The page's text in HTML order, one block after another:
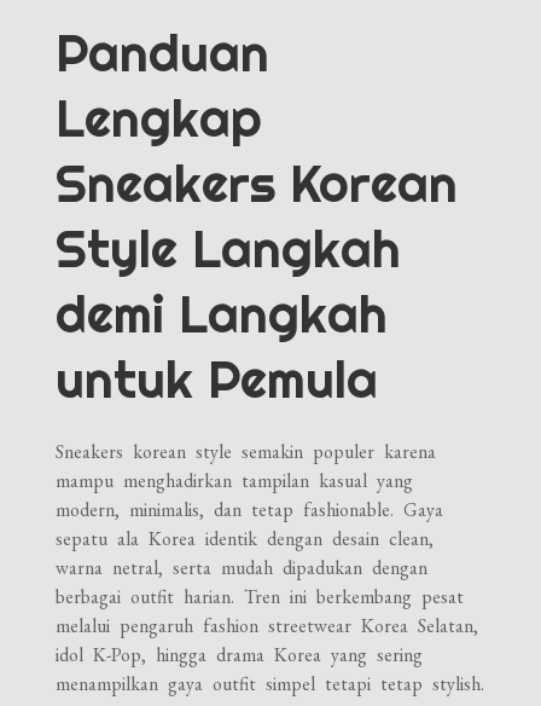
Panduan
Lengkap
Sneakers Korean
Style Langkah
demi Langkah
untuk Pemula
Sneakers korean style semakin populer karena
mampu menghadirkan tampilan kasual yang
modern, minimalis, dan tetap fashionable. Gaya
sepatu ala Korea identik dengan desain clean,
warna netral, serta mudah dipadukan dengan
berbagai outfit harian. Tren ini berkembang pesat
melalui pengaruh fashion streetwear Korea Selatan,
idol K-Pop, hingga drama Korea yang sering
menampilkan gaya outfit simpel tetapi tetap stylish.